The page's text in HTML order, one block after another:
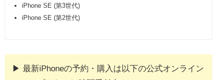
iPhone SE (第3世代)
iPhone SE (第2世代)
▶︎ 最新iPhoneの予約・購入は以下の公式オンライン